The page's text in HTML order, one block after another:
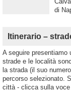
di
Itinerario –
A seguire presentiamo
strade e le località
la strada (il suo
percorso selezionato.
città - clicca sulla